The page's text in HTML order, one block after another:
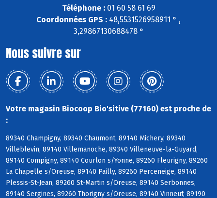
Téléphone :01 60 58 61 69
Coordonnées GPS : 48,5531526958911 ° ,
3,29867130688478 °
Nous suivre sur
Votre magasin Biocoop Bio'sitive (77160) est proche de
:
89340 Champigny, 89340 Chaumont, 89140 Michery, 89340
Villeblevin, 89140 Villemanoche, 89340 Villeneuve-la-Guyard,
89140 Compigny, 89140 Courlon s/Yonne, 89260 Fleurigny, 89260
La Chapelle s/Oreuse, 89140 Pailly, 89260 Perceneige, 89140
Plessis-St-Jean, 89260 St-Martin s/Oreuse, 89140 Serbonnes,
89140 Sergines, 89260 Thorigny s/Oreuse, 89140 Vinneuf, 89190